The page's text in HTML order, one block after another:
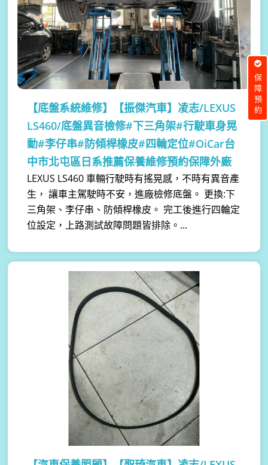
【底盤系統維修】
【振傑汽車】凌志/LEXUS
LS460/底盤異音檢修#下三角架#行駛車身晃
動#李仔串#防傾桿橡皮#四輪定位#OiCar台
中市北屯區日系推薦保養維修預約保障外廠
LEXUS LS460 車輛行駛時有搖晃感，不時有異音產
生， 讓車主駕駛時不安，進廠檢修底盤。 更換:下
三角架、李仔串、防傾桿橡皮。 完工後進行四輪定
位設定，上路測試故障問題皆排除。...
保障預約